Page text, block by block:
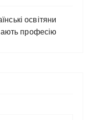
освітяни
професію